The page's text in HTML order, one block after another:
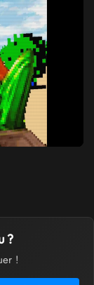
?
!